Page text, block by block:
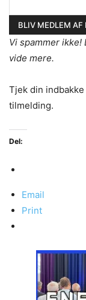
Vi spammer
vide mere.
Tjek din
tilmelding.
Del:
Email
Print